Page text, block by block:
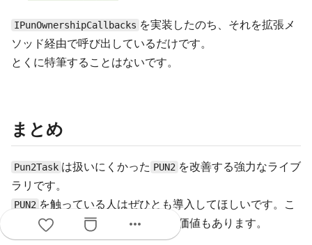
IPunOwnershipCallbacks を実装したのち、それを拡張メ
ソッド経由で呼び出しているだけです。
とくに特筆することはないです。
まとめ
Pun2Task は扱いにくかった PUN2 を改善する強力なライブ
ラリです。
PUN2 を触っている人はぜひとも導入してほしいです。こ
のために
async/await を学習する価値もあります。
more_horiz